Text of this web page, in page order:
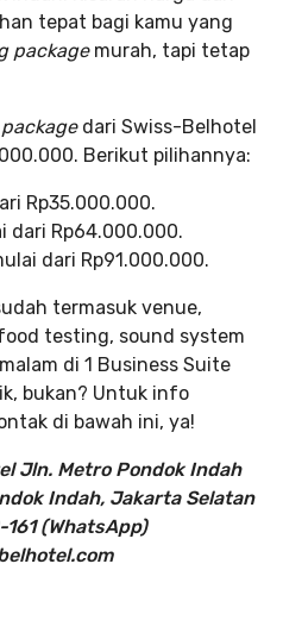
tepat bagi kamu yang
package murah, tapi tetap
dari Swiss-Belhotel
Berikut pilihannya:
Rp35.000.000.
dari Rp64.000.000.
dari Rp91.000.000.
termasuk venue,
testing, sound system
di 1 Business Suite
bukan? Untuk info
di bawah ini, ya!
Jln. Metro Pondok Indah
Indah, Jakarta Selatan
161 (WhatsApp)